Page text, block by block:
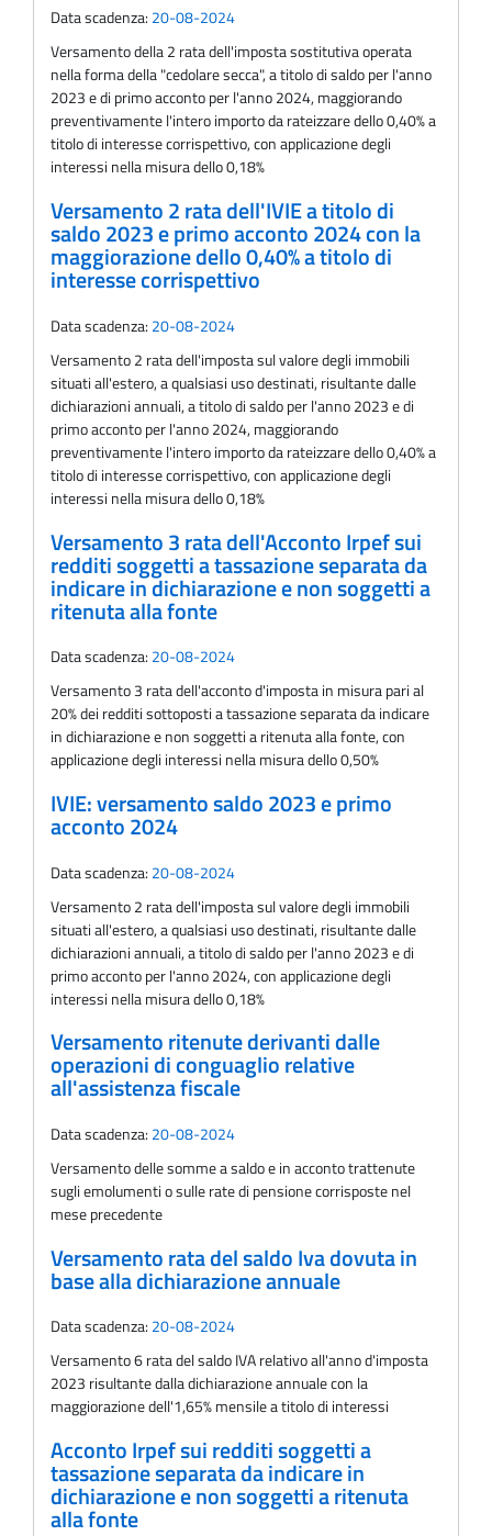
Data scadenza: 20-08-2024
Versamento della 2 rata dell'imposta sostitutiva operata
nella forma della "cedolare secca", a titolo di saldo per l'anno
2023 e di primo acconto per l'anno 2024, maggiorando
preventivamente l'intero importo da rateizzare dello 0,40% a
titolo di interesse corrispettivo, con applicazione degli
interessi nella misura dello 0,18%
Versamento 2 rata dell'IVIE a titolo di
saldo 2023 e primo acconto 2024 con la
maggiorazione dello 0,40% a titolo di
interesse corrispettivo
Data scadenza: 20-08-2024
Versamento 2 rata dell'imposta sul valore degli immobili
situati all'estero, a qualsiasi uso destinati, risultante dalle
dichiarazioni annuali, a titolo di saldo per l'anno 2023 e di
primo acconto per l'anno 2024, maggiorando
preventivamente l'intero importo da rateizzare dello 0,40% a
titolo di interesse corrispettivo, con applicazione degli
interessi nella misura dello 0,18%
Versamento 3 rata dell'Acconto Irpef sui
redditi soggetti a tassazione separata da
indicare in dichiarazione e non soggetti a
ritenuta alla fonte
Data scadenza: 20-08-2024
Versamento 3 rata dell'acconto d'imposta in misura pari al
20% dei redditi sottoposti a tassazione separata da indicare
in dichiarazione e non soggetti a ritenuta alla fonte, con
applicazione degli interessi nella misura dello 0,50%
IVIE: versamento saldo 2023 e primo
acconto 2024
Data scadenza: 20-08-2024
Versamento 2 rata dell'imposta sul valore degli immobili
situati all'estero, a qualsiasi uso destinati, risultante dalle
dichiarazioni annuali, a titolo di saldo per l'anno 2023 e di
primo acconto per l'anno 2024, con applicazione degli
interessi nella misura dello 0,18%
Versamento ritenute derivanti dalle
operazioni di conguaglio relative
all'assistenza fiscale
Data scadenza: 20-08-2024
Versamento delle somme a saldo e in acconto trattenute
sugli emolumenti o sulle rate di pensione corrisposte nel
mese precedente
Versamento rata del saldo Iva dovuta in
base alla dichiarazione annuale
Data scadenza: 20-08-2024
Versamento 6 rata del saldo IVA relativo all'anno d'imposta
2023 risultante dalla dichiarazione annuale con la
maggiorazione dell'1,65% mensile a titolo di interessi
Acconto Irpef sui redditi soggetti a
tassazione separata da indicare in
dichiarazione e non soggetti a ritenuta
alla fonte